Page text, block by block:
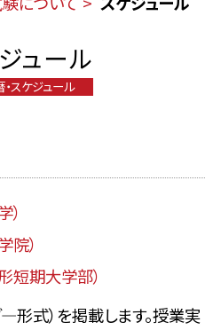
ュール
スケジュール
院）
短期大学部）
形式）を掲載します。授業実